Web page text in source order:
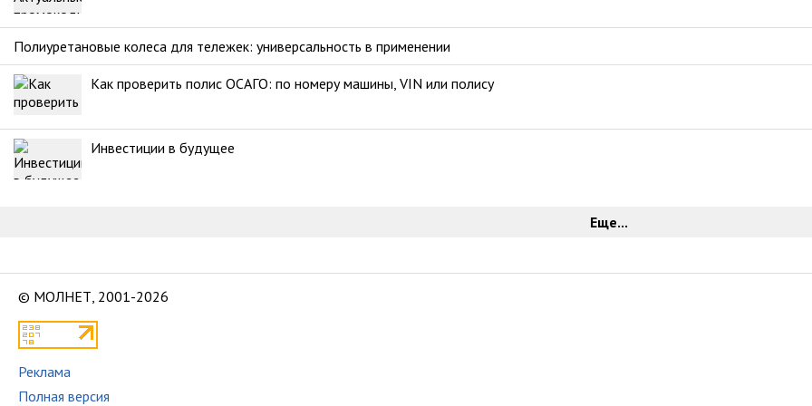
Полиуретановые колеса для тележек: универсальность в применении
Как проверить полис ОСАГО: по номеру машины, VIN или полису
Инвестиции в будущее
Еще...
© МОЛНЕТ, 2001-2026
Реклама
Полная версия